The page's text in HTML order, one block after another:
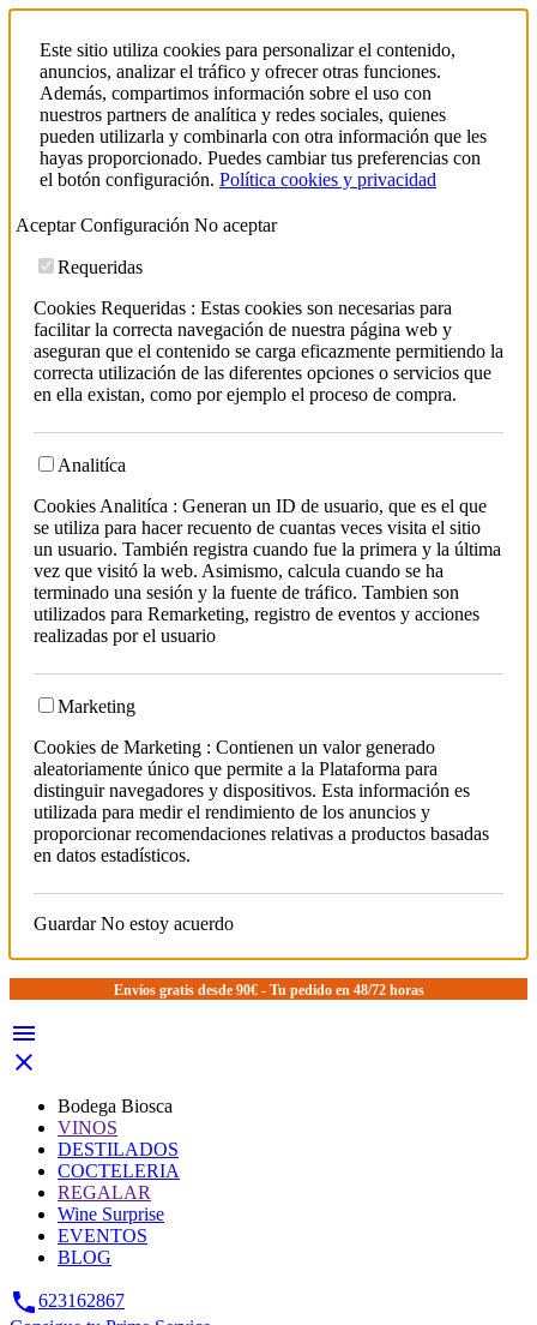
Este sitio utiliza cookies para personalizar el contenido,
anuncios, analizar el tráfico y ofrecer otras funciones.
Además, compartimos información sobre el uso con
nuestros partners de analítica y redes sociales, quienes
pueden utilizarla y combinarla con otra información que les
hayas proporcionado. Puedes cambiar tus preferencias con
el botón configuración. Política cookies y privacidad
AceptarConfiguración No aceptar
Requeridas
Cookies Requeridas : Estas cookies son necesarias para
facilitar la correcta navegación de nuestra página web y
aseguran que el contenido se carga eficazmente permitiendo la
correcta utilización de las diferentes opciones o servicios que
en ella existan, como por ejemplo el proceso de compra.
Analitíca
Cookies Analitíca : Generan un ID de usuario, que es el que
se utiliza para hacer recuento de cuantas veces visita el sitio
un usuario. También registra cuando fue la primera y la última
vez que visitó la web. Asimismo, calcula cuando se ha
terminado una sesión y la fuente de tráfico. Tambien son
utilizados para Remarketing, registro de eventos y acciones
realizadas por el usuario
Marketing
Cookies de Marketing : Contienen un valor generado
aleatoriamente único que permite a la Plataforma para
distinguir navegadores y dispositivos. Esta información es
utilizada para medir el rendimiento de los anuncios y
proporcionar recomendaciones relativas a productos basadas
en datos estadísticos.
GuardarNo estoy acuerdo
Envíos gratis desde 90€ - Tu pedido en 48/72 horas


Bodega Biosca
VINOS
DESTILADOS
COCTELERIA
REGALAR
Wine Surprise
EVENTOS
BLOG
623162867